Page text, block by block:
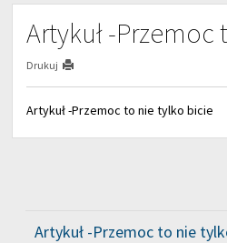
Artykuł -
Drukuj
Artykuł -Przemoc to nie tylko bicie
Artykuł -Przemoc to nie